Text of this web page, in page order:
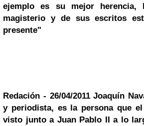
ejemplo es su mejor herencia,
magisterio y de sus escritos
presente"
Redación - 26/04/2011Joaquín
y periodista, es la persona que
visto junto a Juan Pablo II a lo